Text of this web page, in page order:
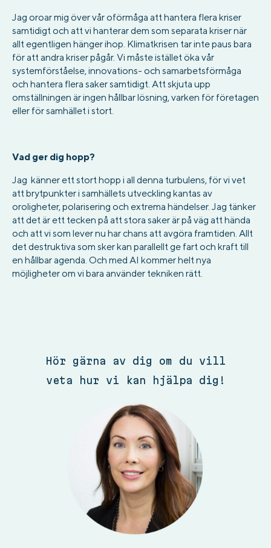
Jag oroar mig över vår oförmåga att hantera flera kriser
samtidigt och att vi hanterar dem som separata kriser när
allt egentligen hänger ihop. Klimatkrisen tar inte paus bara
för att andra kriser pågår. Vi måste istället öka vår
systemförståelse, innovations- och samarbetsförmåga
och hantera flera saker samtidigt. Att skjuta upp
omställningen är ingen hållbar lösning, varken för företagen
eller för samhället i stort.
Vad ger dig hopp?
Jag känner ett stort hopp i all denna turbulens, för vi vet
att brytpunkter i samhällets utveckling kantas av
oroligheter, polarisering och extrema händelser. Jag tänker
att det är ett tecken på att stora saker är på väg att hända
och att vi som lever nu har chans att avgöra framtiden. Allt
det destruktiva som sker kan parallellt ge fart och kraft till
en hållbar agenda. Och med AI kommer helt nya
möjligheter om vi bara använder tekniken rätt.
Hör gärna av dig om du vill
veta hur vi kan hjälpa dig!